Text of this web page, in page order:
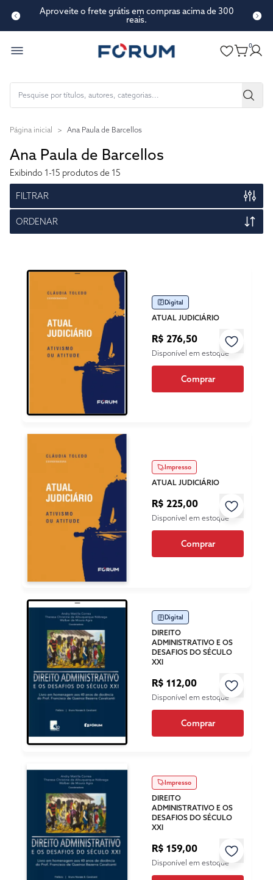
Conte-nos o que achou de nosso novo site!
Aproveite o frete grátis em compras acima de 300
reais.
0
Página inicial > Ana Paula de Barcellos
Ana Paula de Barcellos
Exibindo 1-15 produtos de 15
FILTRAR
ORDENAR
Digital
ATUAL JUDICIÁRIO
R$ 276,50
Disponível em estoque
Comprar
Impresso
ATUAL JUDICIÁRIO
R$ 225,00
Disponível em estoque
Comprar
Digital
DIREITO
ADMINISTRATIVO E OS
DESAFIOS DO SÉCULO
XXI
R$ 112,00
Disponível em estoque
Comprar
Impresso
DIREITO
ADMINISTRATIVO E OS
DESAFIOS DO SÉCULO
XXI
R$ 159,00
Disponível em estoque